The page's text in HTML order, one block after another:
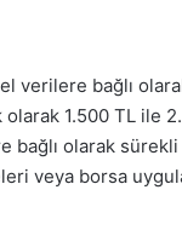
verilere bağlı
olarak 1.500 TL
olarak
veya borsa